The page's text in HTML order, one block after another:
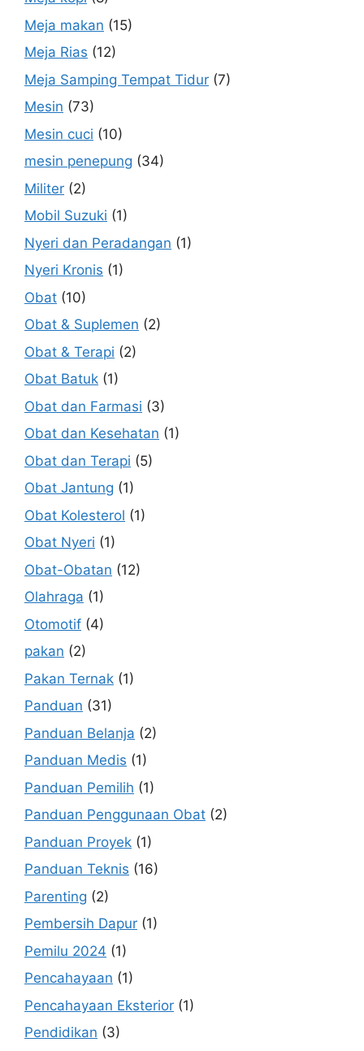
Meja makan (15)
Meja Rias (12)
Meja Samping Tempat Tidur (7)
Mesin (73)
Mesin cuci (10)
mesin penepung (34)
Militer (2)
Mobil Suzuki (1)
Nyeri dan Peradangan (1)
Nyeri Kronis (1)
Obat (10)
Obat & Suplemen (2)
Obat & Terapi (2)
Obat Batuk (1)
Obat dan Farmasi (3)
Obat dan Kesehatan (1)
Obat dan Terapi (5)
Obat Jantung (1)
Obat Kolesterol (1)
Obat Nyeri (1)
Obat-Obatan (12)
Olahraga (1)
Otomotif (4)
pakan (2)
Pakan Ternak (1)
Panduan (31)
Panduan Belanja (2)
Panduan Medis (1)
Panduan Pemilih (1)
Panduan Penggunaan Obat (2)
Panduan Proyek (1)
Panduan Teknis (16)
Parenting (2)
Pembersih Dapur (1)
Pemilu 2024 (1)
Pencahayaan (1)
Pencahayaan Eksterior (1)
Pendidikan (3)